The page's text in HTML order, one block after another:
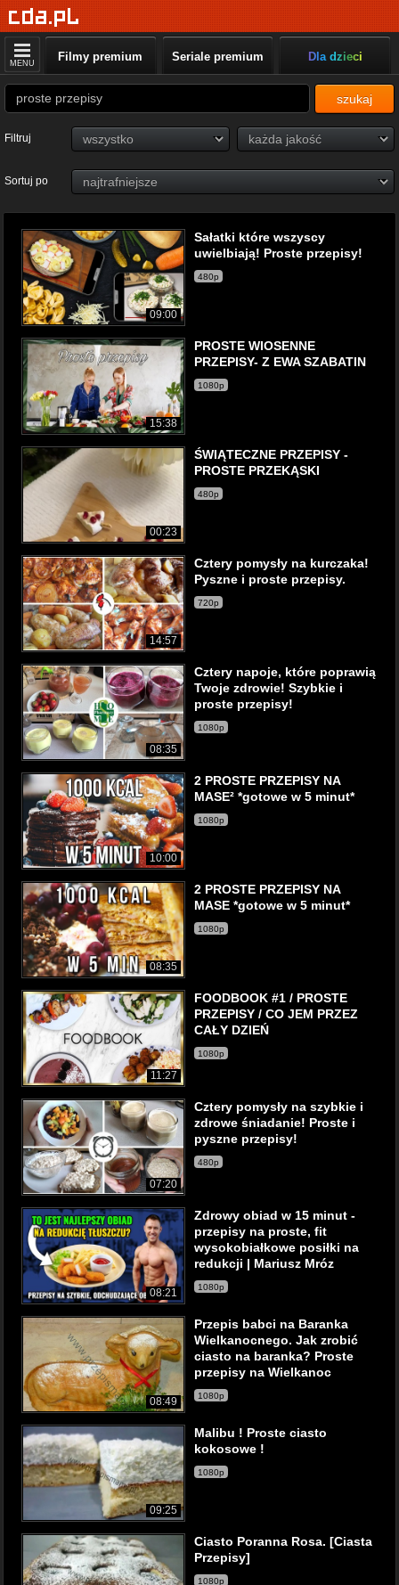
MENU Filmy premium Seriale premium Dla dzieci
szukaj
Filtruj
Sortuj po
09:00
Sałatki które wszyscy
uwielbiają! Proste przepisy!
480p
15:38
PROSTE WIOSENNE
PRZEPISY- Z EWA SZABATIN
1080p
00:23
ŚWIĄTECZNE PRZEPISY -
PROSTE PRZEKĄSKI
480p
14:57
Cztery pomysły na kurczaka!
Pyszne i proste przepisy.
720p
08:35
Cztery napoje, które poprawią
Twoje zdrowie! Szybkie i
proste przepisy!
1080p
10:00
2 PROSTE PRZEPISY NA
MASE² *gotowe w 5 minut*
1080p
08:35
2 PROSTE PRZEPISY NA
MASE *gotowe w 5 minut*
1080p
11:27
FOODBOOK #1 / PROSTE
PRZEPISY / CO JEM PRZEZ
CAŁY DZIEŃ
1080p
07:20
Cztery pomysły na szybkie i
zdrowe śniadanie! Proste i
pyszne przepisy!
480p
08:21
Zdrowy obiad w 15 minut -
przepisy na proste, fit
wysokobiałkowe posiłki na
redukcji | Mariusz Mróz
1080p
08:49
Przepis babci na Baranka
Wielkanocnego. Jak zrobić
ciasto na baranka? Proste
przepisy na Wielkanoc
1080p
09:25
Malibu ! Proste ciasto
kokosowe !
1080p
Ciasto Poranna Rosa. [Ciasta
Przepisy]
1080p